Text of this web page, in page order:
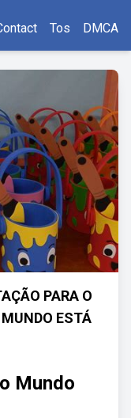
Tos DMCA
PARA O
ESTÁ
Mundo